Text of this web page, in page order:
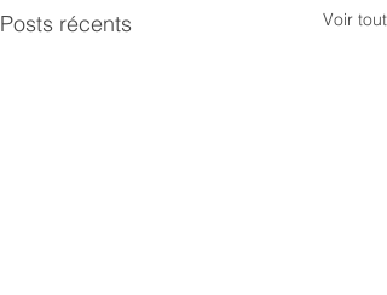
Posts récents Voir tout